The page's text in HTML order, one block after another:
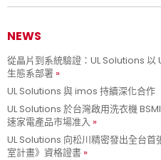
NEWS
從晶片到系統驗證：UL Solutions 以
生態系部署
UL Solutions 與 imos 持續深化合
UL Solutions 於台灣啟用洗衣機
速家電產品市場准入
UL Solutions 向松川精密發出全台
室計畫》資格證書